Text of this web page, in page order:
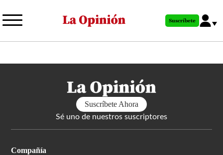
al
principal
Suscríbete
Suscríbete Ahora
Sé uno de nuestros suscriptores
Compañía